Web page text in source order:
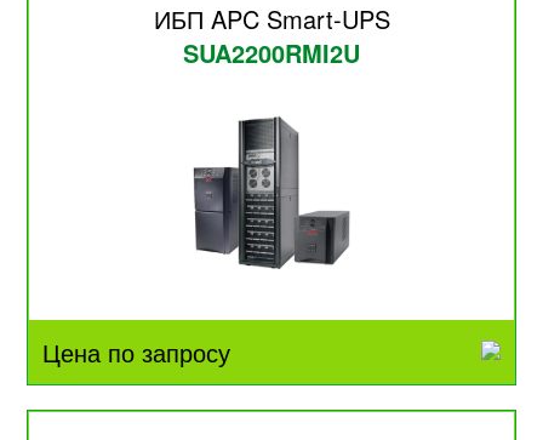
ИБП APC Smart-UPS
SUA2200RMI2U
Цена по запросу